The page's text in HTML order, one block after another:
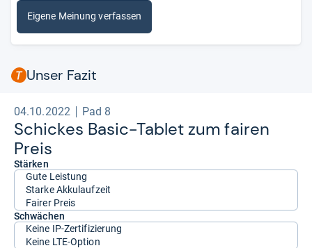
Eigene Meinung verfassen
Unser Fazit
04.10.2022 Pad 8
Schickes Basic-​Tablet zum fai­ren
Preis
Stärken
Gute Leistung
Starke Akkulaufzeit
Fairer Preis
Schwächen
Keine IP-Zertifizierung
Keine LTE-Option